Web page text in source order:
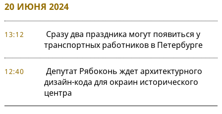
20 ИЮНЯ 2024
13:12
Сразу два праздника могут появиться у
транспортных работников в Петербурге
12:40
Депутат Рябоконь ждет архитектурного
дизайн-кода для окраин исторического
центра